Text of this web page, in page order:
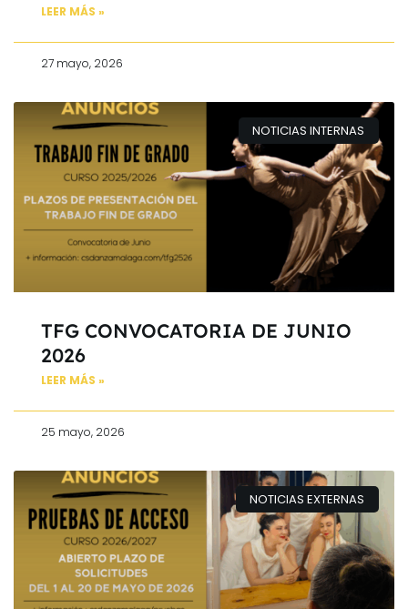
LEER MÁS »
27 mayo, 2026
NOTICIAS INTERNAS
TFG CONVOCATORIA DE JUNIO
2026
LEER MÁS »
25 mayo, 2026
NOTICIAS EXTERNAS